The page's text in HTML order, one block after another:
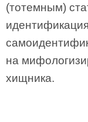
(тотемным)
на
хищника.